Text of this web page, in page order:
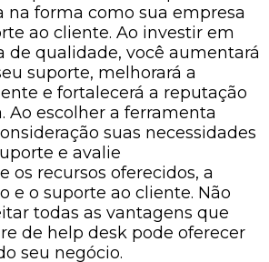
na forma como sua empresa
ao cliente. Ao investir em
de qualidade, você aumentará
suporte, melhorará a
e fortalecerá a reputação
Ao escolher a ferramenta
suas necessidades
e avalie
os recursos oferecidos, a
e o suporte ao cliente. Não
todas as vantagens que
de help desk pode oferecer
seu negócio.